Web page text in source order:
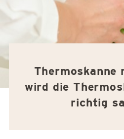
Thermoskanne
wird die
richtig